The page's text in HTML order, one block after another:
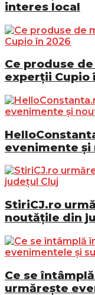
interes local
Ce produse
experții Cupio
evenimente
StiriCJ.ro
noutățile din
Ce se
urmărește